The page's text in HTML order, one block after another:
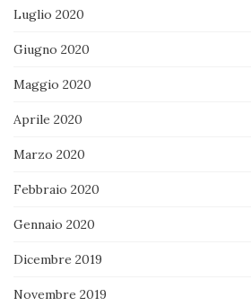
Luglio 2020
Giugno 2020
Maggio 2020
Aprile 2020
Marzo 2020
Febbraio 2020
Gennaio 2020
Dicembre 2019
Novembre 2019